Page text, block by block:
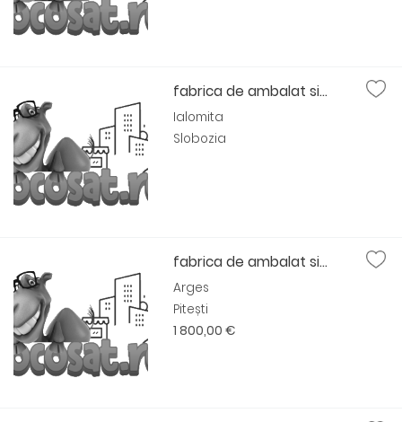
fabrica de ambalat si...
Ialomita
Slobozia
fabrica de ambalat si...
Arges
Pitești
1 800,00 €